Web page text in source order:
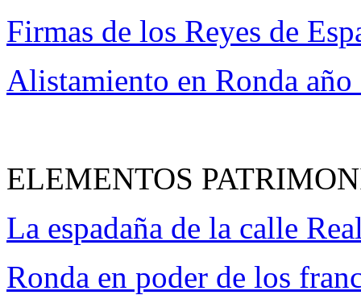
Firmas de los Reyes de
Alistamiento en Ronda año
ELEMENTOS
La espadaña de la calle
Ronda en poder de los